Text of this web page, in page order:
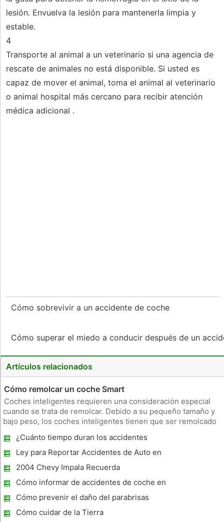
lesión. Envuelva la lesión para mantenerla limpia y
estable.
4
Transporte al animal a un veterinario si una agencia de
rescate de animales no está disponible. Si usted es
capaz de mover el animal, toma el animal al veterinario
o animal hospital más cercano para recibir atención
médica adicional .
Cómo sobrevivir a un accidente de coche
Cómo superar el miedo a conducir después de un
Artículos relacionados
Cómo remolcar un coche Smart
Coches inteligentes requieren una consideración especial
cuando se trata de remolcar. Debido a su pequeño tamaño y
bajo peso, los coches inteligentes tienen que ser remolcado
remolcar un coche inteligente es un remolque de plataforma.
A re
¿Cuánto tiempo duran los accidentes
Permanecer en un registro del DMV?
Ley para Reportar Accidentes de Auto en
Massachusetts
2004 Chevy Impala Recuerda
Cómo informar de accidentes de coche en
Ontario
Cómo prevenir el daño del parabrisas
Cómo cuidar de la Tierra